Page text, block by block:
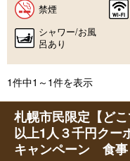
禁煙
シャワー/お風
呂あり
1件中1～1件を表示
札幌市民限定【ど
以上1人３千円クー
キャンペーン 食事